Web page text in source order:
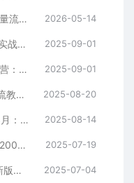
不用懂技术！幽灵页面：免费引海量流量，匿名做细分领域头部 2026-05-14
【第13521期】三大平台矩阵运营实战：掌握月引流10000+线索的矩阵打法与平台合规策略 2025-09-01
【第13520期】微信私域爆单训练营：一场公开课成交33单案例，99元自动训练营批量变现术 2025-09-01
【第13434期】B站精品创业粉引流教程，团队亲测有效全套引流技术 2025-08-20
【第13404期】私域流量破冰术-8月：52页SOP电子书、11小时录音及10+实战案例视频 2025-08-14
【第13285期】私域流量实战课，200人团队运营模型，矩阵引流技术，高客单私聊转化策略 2025-07-19
【第13198期】短视频训练营2.0新版，7大流量密码/钩子设计技巧/私域引流/DOU+投放指南 2025-07-04